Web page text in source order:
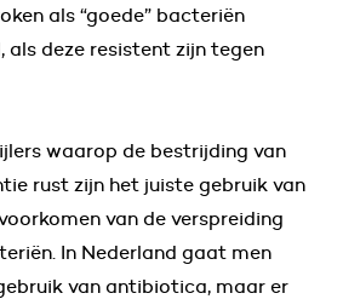
als “goede” bacteriën
als deze resistent zijn tegen
waarop de bestrijding van
rust zijn het juiste gebruik van
van de verspreiding
In Nederland gaat men
van antibiotica, maar er